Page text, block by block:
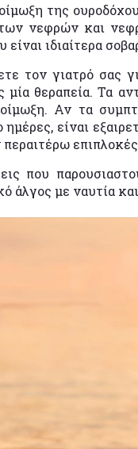
της
νεφρών και
ιδιαίτερα
τον γιατρό σας
θεραπεία. Τα
Αν τα
ημέρες, είναι
που
άλγος με ναυτία